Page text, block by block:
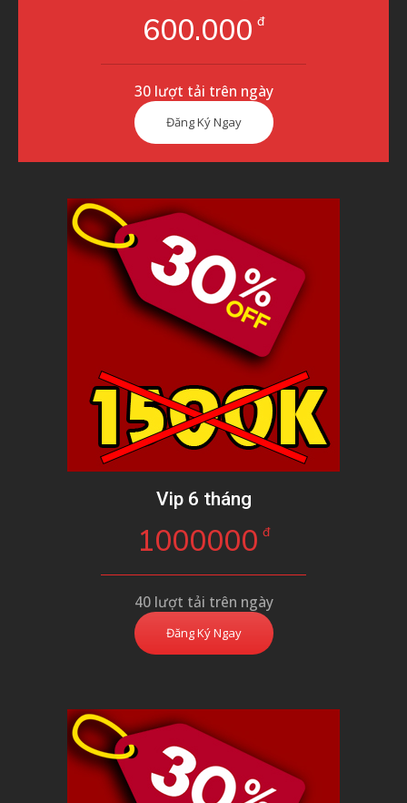
600.000 đ
30 lượt tải trên ngày
Đăng Ký Ngay
Vip 6 tháng
1000000 đ
40 lượt tải trên ngày
Đăng Ký Ngay